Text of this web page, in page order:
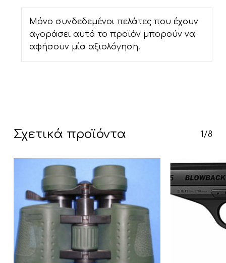
Go To Shop
Μόνο συνδεδεμένοι πελάτες που έχουν
αγοράσει αυτό το προϊόν μπορούν να
αφήσουν μία αξιολόγηση.
Σχετικά προϊόντα 1/8